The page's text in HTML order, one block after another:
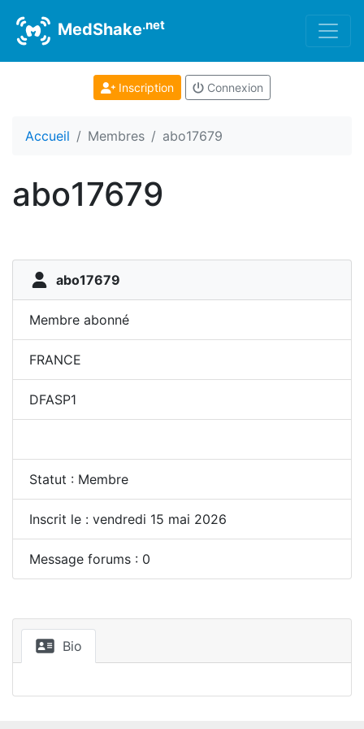
MedShake.net
Inscription Connexion
Accueil Membres abo17679
abo17679
abo17679
Membre abonné
FRANCE
DFASP1
Statut : Membre
Inscrit le : vendredi 15 mai 2026
Message forums : 0
Bio